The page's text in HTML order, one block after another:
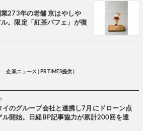
業273年の老舗 京はやしや
。限定「紅茶パフェ」が復
企業ニュース ( PR TIMES提供 )
イのグループ会社と連携し7月にドローン点
ル開始。日経BP記事協力が累計200回を達